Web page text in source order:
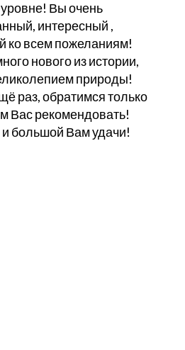
Вы очень
интересный ,
ко всем пожеланиям!
нового из истории,
природы!
раз, обратимся только
Вас рекомендовать!
большой Вам удачи!